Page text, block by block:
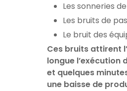
Les sonneries
Les bruits de
Le bruit des
Ces bruits attirent
longue l’exécution
et quelques
une baisse de